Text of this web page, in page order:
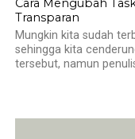
Cara Mengubah
Transparan
Mungkin kita sudah
sehingga kita
tersebut, namun